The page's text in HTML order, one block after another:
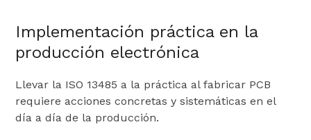
Implementación práctica en la
producción electrónica
Llevar la ISO 13485 a la práctica al fabricar PCB
requiere acciones concretas y sistemáticas en el
día a día de la producción.